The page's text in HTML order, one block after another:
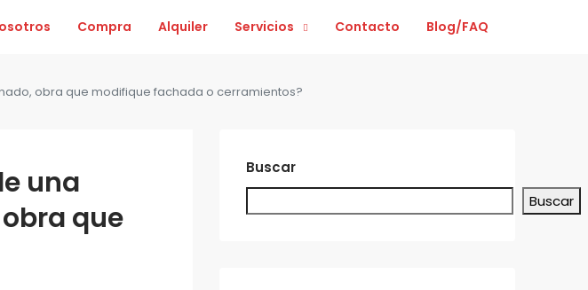
Compra Alquiler Servicios Contacto Blog/FAQ
obra que modifique fachada o cerramientos?
una
que
Buscar
Buscar